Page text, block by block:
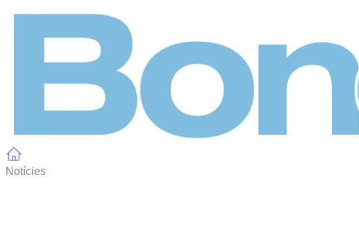
Notícies